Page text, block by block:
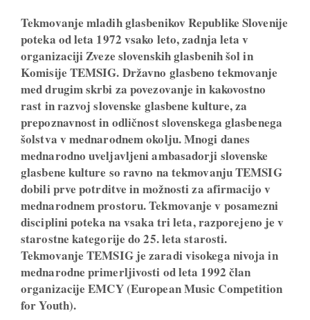
Tekmovanje mladih glasbenikov Republike Slovenije
poteka od leta 1972 vsako leto, zadnja leta v
organizaciji Zveze slovenskih glasbenih šol in
Komisije TEMSIG. Državno glasbeno tekmovanje
med drugim skrbi za povezovanje in kakovostno
rast in razvoj slovenske glasbene kulture, za
prepoznavnost in odličnost slovenskega glasbenega
šolstva v mednarodnem okolju. Mnogi danes
mednarodno uveljavljeni ambasadorji slovenske
glasbene kulture so ravno na tekmovanju TEMSIG
dobili prve potrditve in možnosti za afirmacijo v
mednarodnem prostoru. Tekmovanje v posamezni
disciplini poteka na vsaka tri leta, razporejeno je v
starostne kategorije do 25. leta starosti.
Tekmovanje TEMSIG je zaradi visokega nivoja in
mednarodne primerljivosti od leta 1992 član
organizacije EMCY (European Music Competition
for Youth).